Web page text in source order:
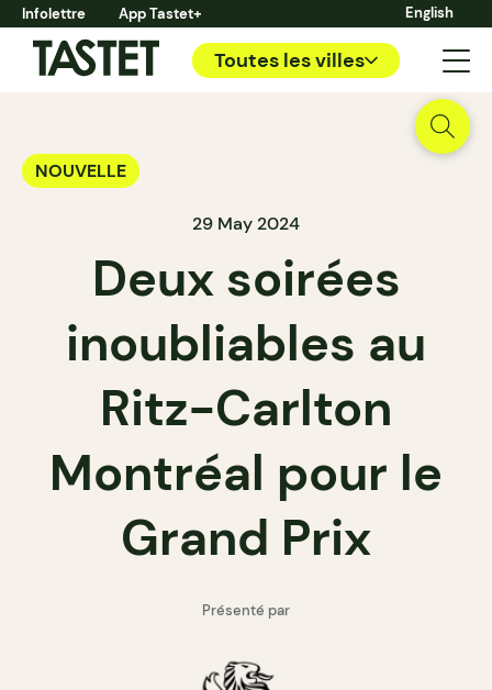
Infolettre App Tastet+ English
Toutes les villes
NOUVELLE
29 May 2024
Deux soirées
inoubliables au
Ritz-Carlton
Montréal pour le
Grand Prix
Présenté par